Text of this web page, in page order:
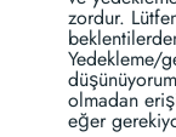
zordur.
Yedekleme/
olmadan
eğer